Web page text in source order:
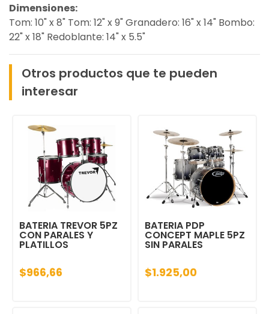
Dimensiones:
Tom: 10" x 8" Tom: 12" x 9" Granadero: 16" x 14" Bombo:
22" x 18" Redoblante: 14" x 5.5"
Otros productos que te pueden
interesar
BATERIA TREVOR 5PZ
CON PARALES Y
PLATILLOS
$966,66
BATERIA PDP
CONCEPT MAPLE 5PZ
SIN PARALES
$1.925,00